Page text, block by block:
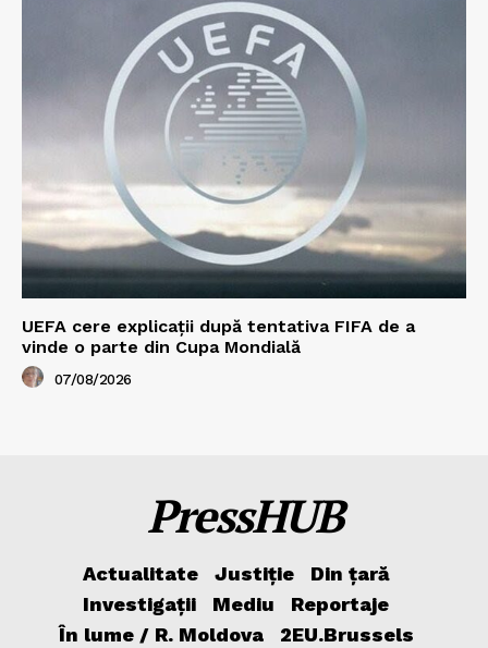
UEFA cere explicații după tentativa FIFA de a
vinde o parte din Cupa Mondială
07/08/2026
PressHUB
Actualitate Justiție
Din țară
Investigații
Mediu
Reportaje
În lume / R. Moldova
2EU.Brussels